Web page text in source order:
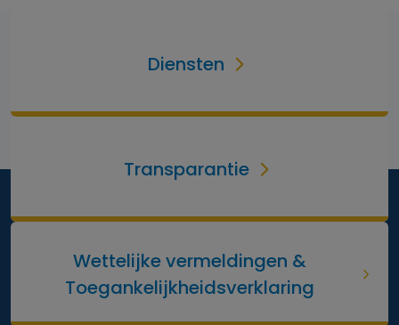
Diensten
Transparantie
Wettelijke vermeldingen &
Toegankelijkheidsverklaring